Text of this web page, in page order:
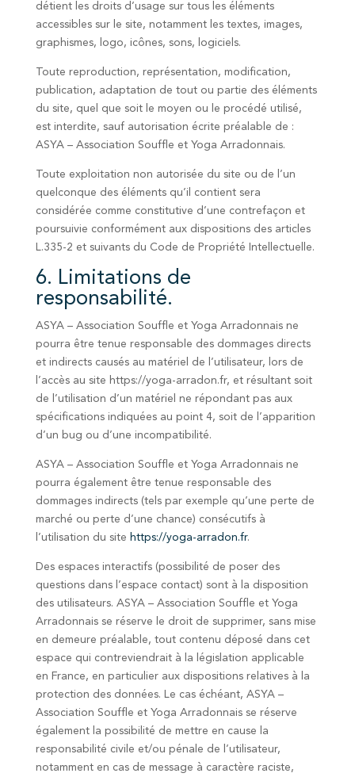
détient les droits d’usage sur tous les éléments
accessibles sur le site, notamment les textes, images,
graphismes, logo, icônes, sons, logiciels.
Toute reproduction, représentation, modification,
publication, adaptation de tout ou partie des éléments
du site, quel que soit le moyen ou le procédé utilisé,
est interdite, sauf autorisation écrite préalable de :
ASYA – Association Souffle et Yoga Arradonnais.
Toute exploitation non autorisée du site ou de l’un
quelconque des éléments qu’il contient sera
considérée comme constitutive d’une contrefaçon et
poursuivie conformément aux dispositions des articles
L.335-2 et suivants du Code de Propriété Intellectuelle.
6. Limitations de
responsabilité.
ASYA – Association Souffle et Yoga Arradonnais ne
pourra être tenue responsable des dommages directs
et indirects causés au matériel de l’utilisateur, lors de
l’accès au site https://yoga-arradon.fr, et résultant soit
de l’utilisation d’un matériel ne répondant pas aux
spécifications indiquées au point 4, soit de l’apparition
d’un bug ou d’une incompatibilité.
ASYA – Association Souffle et Yoga Arradonnais ne
pourra également être tenue responsable des
dommages indirects (tels par exemple qu’une perte de
marché ou perte d’une chance) consécutifs à
l’utilisation du site https://yoga-arradon.fr.
Des espaces interactifs (possibilité de poser des
questions dans l’espace contact) sont à la disposition
des utilisateurs. ASYA – Association Souffle et Yoga
Arradonnais se réserve le droit de supprimer, sans mise
en demeure préalable, tout contenu déposé dans cet
espace qui contreviendrait à la législation applicable
en France, en particulier aux dispositions relatives à la
protection des données. Le cas échéant, ASYA –
Association Souffle et Yoga Arradonnais se réserve
également la possibilité de mettre en cause la
responsabilité civile et/ou pénale de l’utilisateur,
notamment en cas de message à caractère raciste,